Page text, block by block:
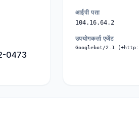
0473
आईपी पता
104.16.64.2
उपयोगकर्ता एजेंट
Googlebot/2.1